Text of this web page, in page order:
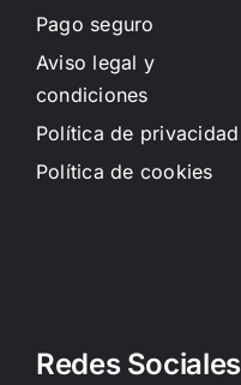
Pago seguro
Aviso legal y
condiciones
Política de privacidad
Política de cookies
Redes Sociales